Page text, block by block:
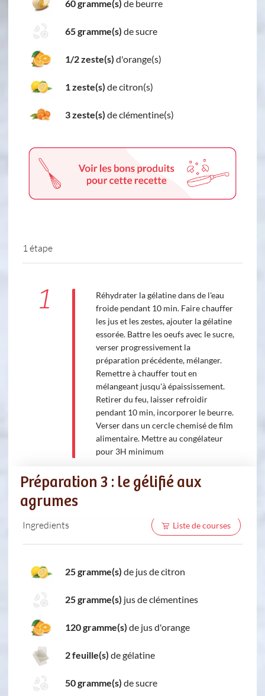
60 gramme(s) de beurre
65 gramme(s) de sucre
1/2 zeste(s) d'orange(s)
1 zeste(s) de citron(s)
3 zeste(s) de clémentine(s)
1 étape
1
Réhydrater la gélatine dans de l'eau
froide pendant 10 min. Faire chauffer
les jus et les zestes, ajouter la gélatine
essorée. Battre les oeufs avec le sucre,
verser progressivement la
préparation précédente, mélanger.
Remettre à chauffer tout en
mélangeant jusqu'à épaississement.
Retirer du feu, laisser refroidir
pendant 10 min, incorporer le beurre.
Verser dans un cercle chemisé de film
alimentaire. Mettre au congélateur
pour 3H minimum
Préparation 3 : le gélifié aux
agrumes
Ingredients Liste de courses
25 gramme(s) de jus de citron
25 gramme(s) jus de clémentines
120 gramme(s) de jus d'orange
2 feuille(s) de gélatine
50 gramme(s) de sucre